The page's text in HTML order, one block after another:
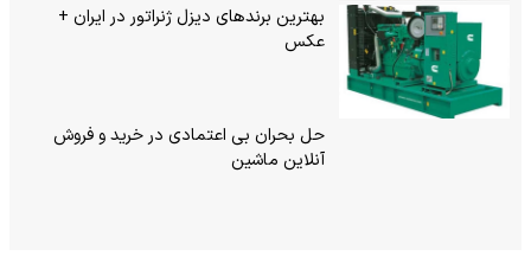
بهترین برندهای دیزل ژنراتور در ایران +
عکس
حل بحران بی‌ اعتمادی در خرید و فروش
آنلاین ماشین